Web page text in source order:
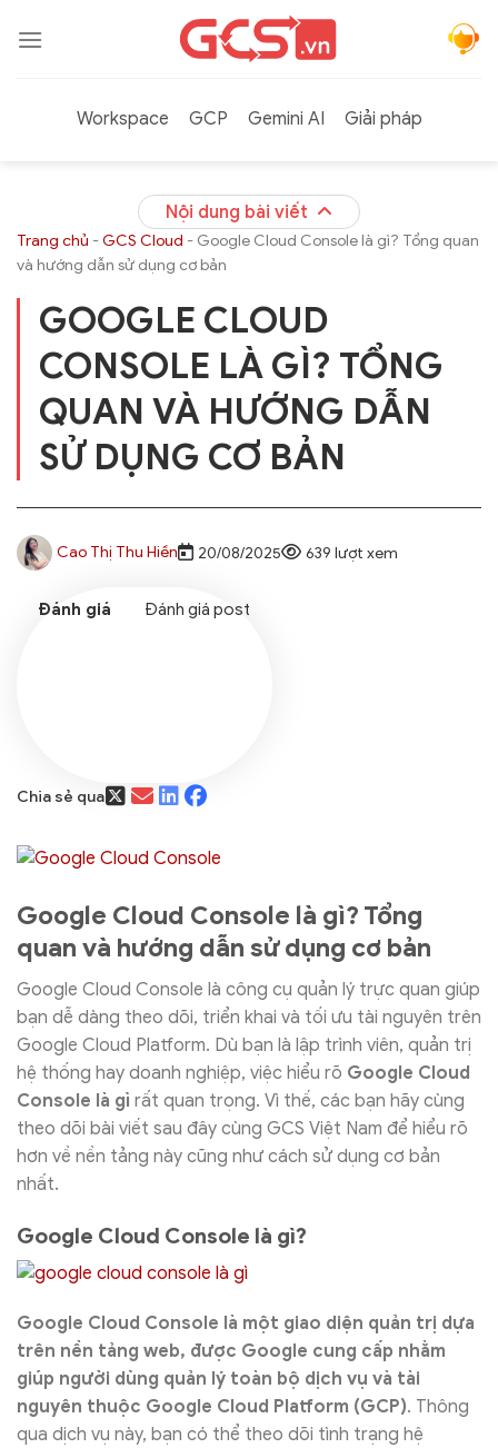
qua
Workspace
GCP Gemini AI Giải pháp
Nội dung bài viết
Trang chủ -GCS Cloud - Google Cloud Console là gì? Tổng quan
và hướng dẫn sử dụng cơ bản
GOOGLE CLOUD
CONSOLE LÀ GÌ? TỔNG
QUAN VÀ HƯỚNG DẪN
SỬ DỤNG CƠ BẢN
Cao Thị Thu Hiền 20/08/2025 639 lượt xem
Đánh giá post
Chia sẻ qua
Google Cloud Console là gì? Tổng
quan và hướng dẫn sử dụng cơ bản
Google Cloud Console là công cụ quản lý trực quan giúp
bạn dễ dàng theo dõi, triển khai và tối ưu tài nguyên trên
Google Cloud Platform. Dù bạn là lập trình viên, quản trị
hệ thống hay doanh nghiệp, việc hiểu rõ Google Cloud
Console là gì rất quan trọng. Vì thế, các bạn hãy cùng
theo dõi bài viết sau đây cùng GCS Việt Nam để hiểu rõ
hơn về nền tảng này cũng như cách sử dụng cơ bản
nhất.
Google Cloud Console là gì?
Google Cloud Console là một giao diện quản trị dựa
trên nền tảng web, được Google cung cấp nhằm
giúp người dùng quản lý toàn bộ dịch vụ và tài
nguyên thuộc Google Cloud Platform (GCP). Thông
qua dịch vụ này, bạn có thể theo dõi tình trạng hệ